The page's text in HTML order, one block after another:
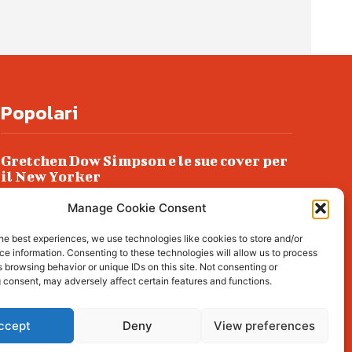
Manage Cookie Consent
best experiences, we use technologies like cookies to store and/or
information. Consenting to these technologies will allow us to process
browsing behavior or unique IDs on this site. Not consenting or
may adversely affect certain features and functions.
Deny View preferences
Popolari
Gretchen Dow Simpson e le sue cover per
il New Yorker
Ancora dossieraggi e schedature
Podlech, il Cile lo ha condannato
all’ergastolo
Era ubriaca…